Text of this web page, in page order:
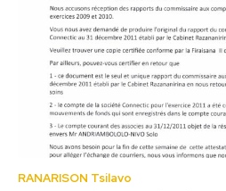
RANARISON Tsilavo